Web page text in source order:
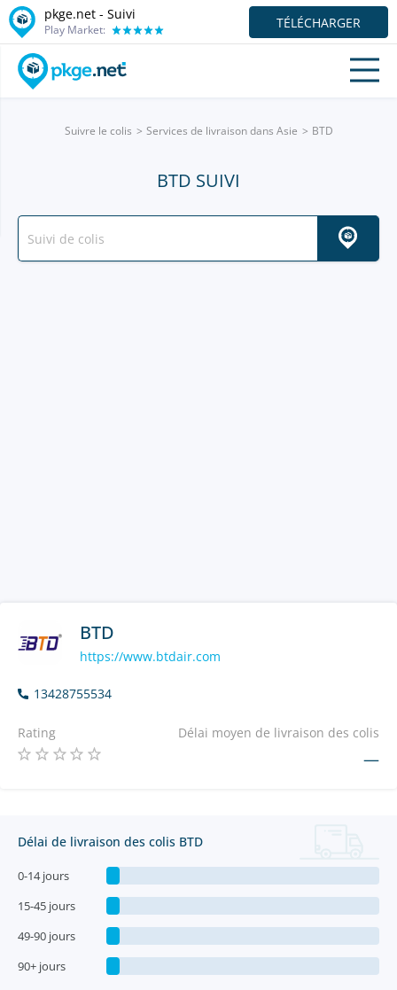
pkge.net - Suivi
Play Market: TÉLÉCHARGER
Suivre le colis Services de livraison dans Asie BTD
BTD SUIVI
BTD
https://www.btdair.com
13428755534
Rating Délai moyen de livraison des colis
—
Délai de livraison des colis BTD
0-14 jours
15-45 jours
49-90 jours
90+ jours